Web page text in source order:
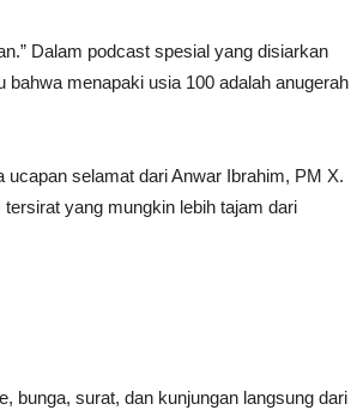
Dalam podcast spesial yang disiarkan
menapaki usia 100 adalah anugerah
selamat dari Anwar Ibrahim, PM X.
yang mungkin lebih tajam dari
bunga, surat, dan kunjungan langsung dari